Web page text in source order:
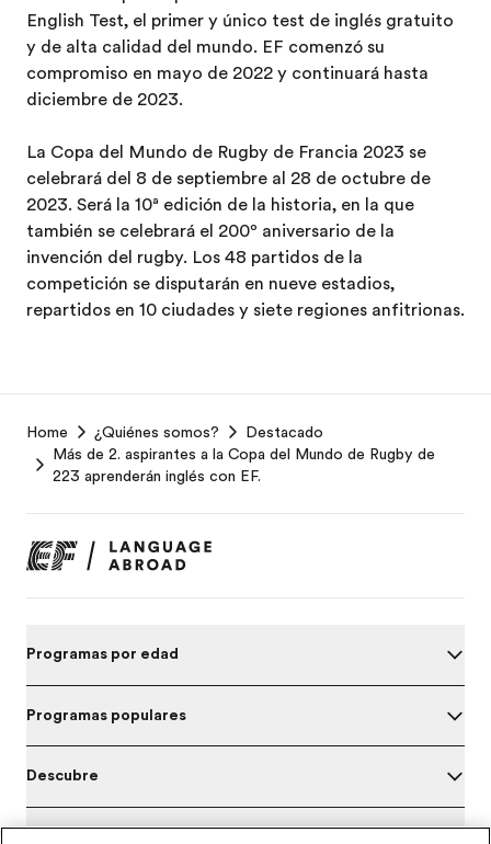
English Test, el primer y único test de inglés gratuito
y de alta calidad del mundo. EF comenzó su
compromiso en mayo de 2022 y continuará hasta
diciembre de 2023.
La Copa del Mundo de Rugby de Francia 2023 se
celebrará del 8 de septiembre al 28 de octubre de
2023. Será la 10ª edición de la historia, en la que
también se celebrará el 200º aniversario de la
invención del rugby. Los 48 partidos de la
competición se disputarán en nueve estadios,
repartidos en 10 ciudades y siete regiones anfitrionas.
Footer
Home ¿Quiénes somos?
Destacado
Más de 2. aspirantes a la Copa del Mundo de Rugby de
223 aprenderán inglés con EF.
Programas por edad
Programas populares
Descubre